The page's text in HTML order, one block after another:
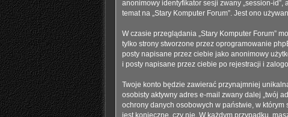
anonimowy identyfikator sesji zwany „session-
temat na „Stary Komputer Forum”. Jest ono
W czasie przeglądania „Stary Komputer Forum”
tylko strony stworzone przez oprogramowanie
posty napisane przez ciebie jako anonimowy
i posty napisane przez ciebie po rejestracji i
Twoje konto będzie zawierać przynajmniej
osobisty aktywny adres e-mail zwany dalej „twój
ochrony danych osobowych w państwie, w
jest konieczne, czy nie. W każdym przypadku,